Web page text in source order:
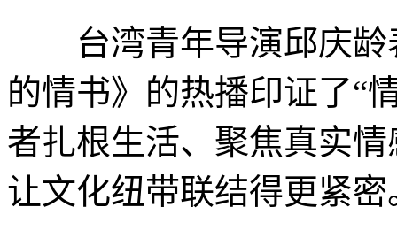
台湾青年导演邱庆龄
的情书》的热播印证了“
者扎根生活、聚焦真实
让文化纽带联结得更紧密